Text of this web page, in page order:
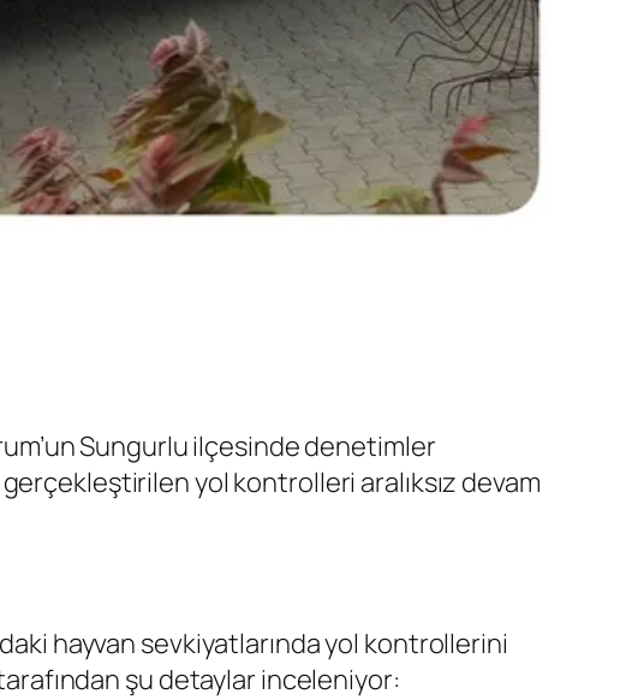
Sungurlu ilçesinde denetimler
gerçekleştirilen yol kontrolleri aralıksız devam
hayvan sevkiyatlarında yol kontrollerini
şu detaylar inceleniyor: